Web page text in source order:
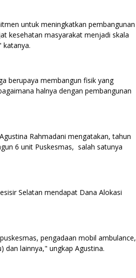
untuk meningkatkan pembangunan
kesehatan masyarakat menjadi skala
katanya.
berupaya membangun fisik yang
halnya dengan pembangunan
Rahmadani mengatakan, tahun
6 unit Puskesmas, salah satunya
Selatan mendapat Dana Alokasi
pengadaan mobil ambulance,
dan lainnya," ungkap Agustina.